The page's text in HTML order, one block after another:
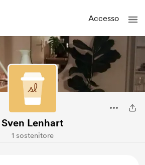
Accesso
Sven Lenhart
1 sostenitore